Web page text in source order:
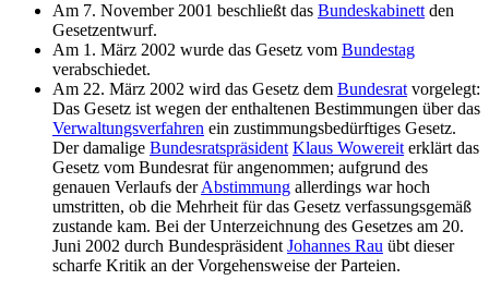
Am 7. November 2001 beschließt das Bundeskabinett den
Gesetzentwurf.
Am 1. März 2002 wurde das Gesetz vom Bundestag
verabschiedet.
Am 22. März 2002 wird das Gesetz dem Bundesrat vorgelegt:
Das Gesetz ist wegen der enthaltenen Bestimmungen über das
Verwaltungsverfahren ein zustimmungsbedürftiges Gesetz.
Der damalige Bundesratspräsident Klaus Wowereit erklärt das
Gesetz vom Bundesrat für angenommen; aufgrund des
genauen Verlaufs derAbstimmung allerdings war hoch
umstritten, ob die Mehrheit für das Gesetz verfassungsgemäß
zustande kam. Bei der Unterzeichnung des Gesetzes am 20.
Juni 2002 durch Bundespräsident Johannes Rau übt dieser
scharfe Kritik an der Vorgehensweise der Parteien.